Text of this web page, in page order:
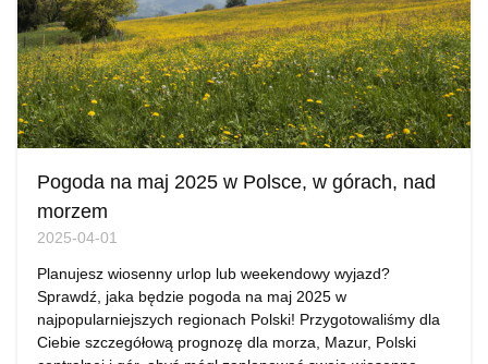
Pogoda na maj 2025 w Polsce, w górach, nad
morzem
2025-04-01
Planujesz wiosenny urlop lub weekendowy wyjazd?
Sprawdź, jaka będzie pogoda na maj 2025 w
najpopularniejszych regionach Polski! Przygotowaliśmy dla
Ciebie szczegółową prognozę dla morza, Mazur, Polski